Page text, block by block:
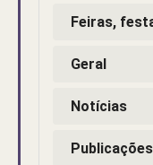
Feiras,
Geral
Notícias
Publicações